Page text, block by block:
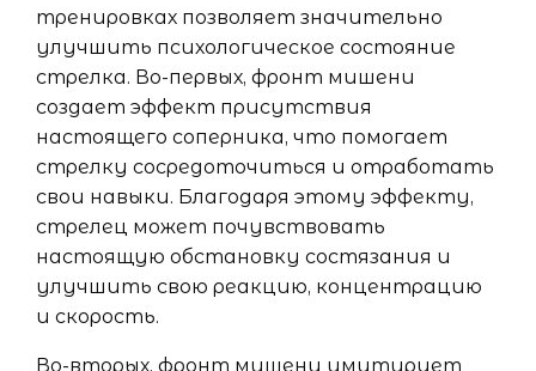
тренировках позволяет значительно
улучшить психологическое состояние
стрелка. Во-первых, фронт мишени
создает эффект присутствия
настоящего соперника, что помогает
стрелку сосредоточиться и отработать
свои навыки. Благодаря этому эффекту,
стрелец может почувствовать
настоящую обстановку состязания и
улучшить свою реакцию, концентрацию
и скорость.
Во-вторых, фронт мишени имитирует